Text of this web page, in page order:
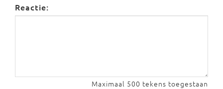
Reactie:
Maximaal 500 tekens toegestaan